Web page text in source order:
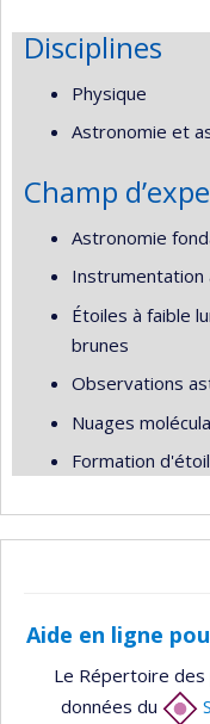
Disciplines
Physique
Astronomie et
Champ
Astronomie
Instrumentation
Étoiles à faible
brunes
Observations
Nuages
Formation
Aide en ligne
Le Répertoire
données du